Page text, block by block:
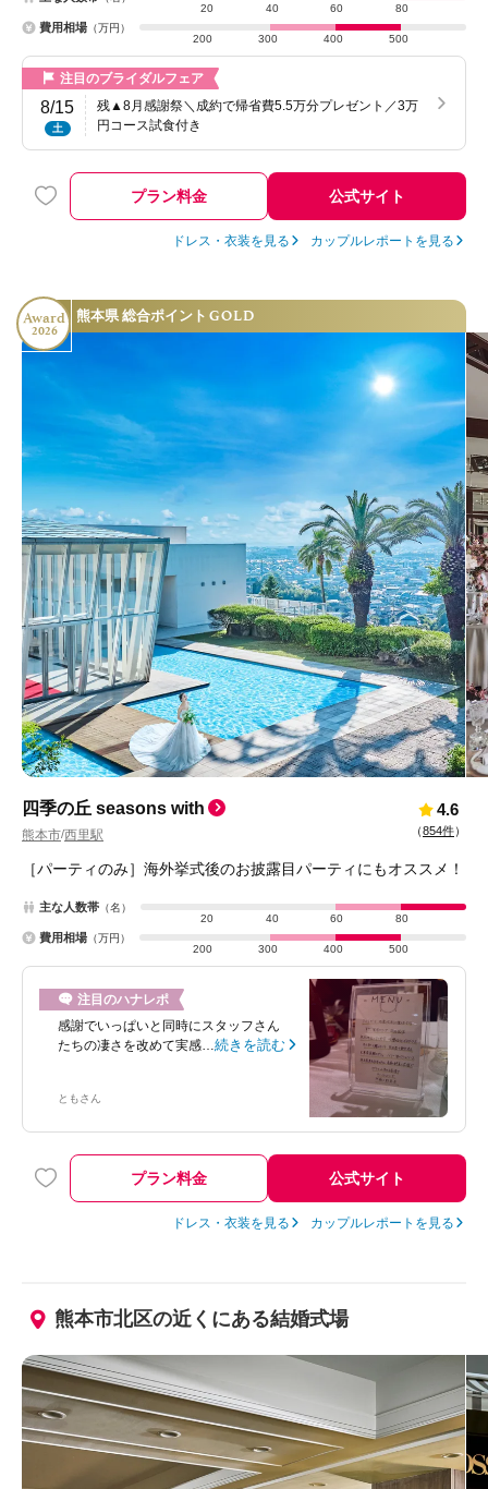
20
40 60 80
費用相場 （万円）
200
300 400 500
注目のブライダルフェア
8/15
土
残▲8月感謝祭＼成約で帰省費5.5万分プレゼント／3万
円コース試食付き
プラン料金 公式サイト
ドレス・衣装を見る カップルレポートを見る
Award
2026
熊本県 総合ポイント GOLD
四季の丘 seasons with
熊本市/西里駅
4.6
（854件）
［パーティのみ］海外挙式後のお披露目パーティにもオススメ！
主な人数帯 （名）
20
40 60 80
費用相場 （万円）
200
300 400 500
注目のハナレポ
感謝でいっぱいと同時にスタッフさん
たちの凄さを改めて実感… 続きを読む
ともさん
プラン料金 公式サイト
ドレス・衣装を見る カップルレポートを見る
熊本市北区の近くにある結婚式場